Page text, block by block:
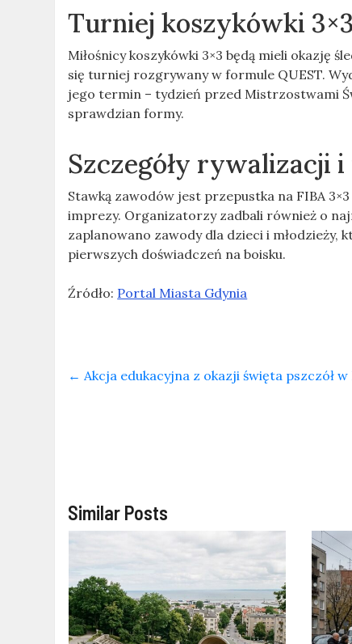
Turniej koszykówki
Miłośnicy koszykówki 3×3 będą mieli okazję
się turniej rozgrywany w formule QUEST.
jego termin – tydzień przed Mistrzostwami
sprawdzian formy.
Szczegóły rywalizacji
Stawką zawodów jest przepustka na FIBA
imprezy. Organizatorzy zadbali również o
zaplanowano zawody dla dzieci i młodzieży,
pierwszych doświadczeń na boisku.
Źródło: Portal Miasta Gdynia
← Akcja edukacyjna z okazji święta pszczół
Similar Posts